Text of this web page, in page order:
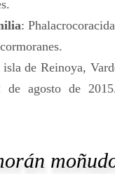
:
de Reinoya,
de agosto de